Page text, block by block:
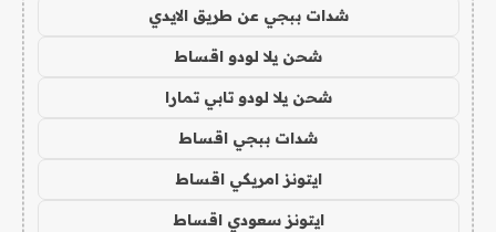
شدات ببجي عن طريق الايدي
شحن يلا لودو اقساط
شحن يلا لودو تابي تمارا
شدات ببجي اقساط
ايتونز امريكي اقساط
ايتونز سعودي اقساط